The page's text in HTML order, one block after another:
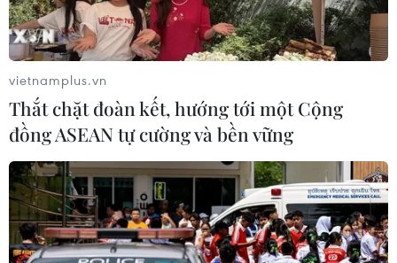
#phụ huynh chờ con thi
#tốt nghiệp THPT
vietnamplus.vn
Thắt chặt đoàn kết, hướng tới một Cộng
đồng ASEAN tự cường và bền vững